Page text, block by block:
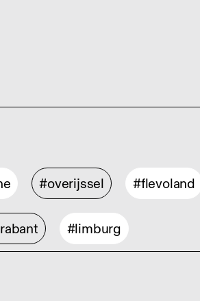
#overijssel #flevoland
#limburg